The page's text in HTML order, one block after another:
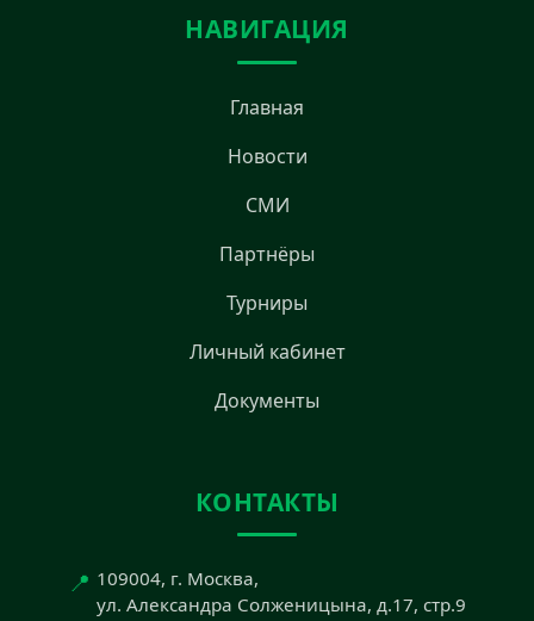
НАВИГАЦИЯ
Главная
Новости
СМИ
Партнёры
Турниры
Личный кабинет
Документы
КОНТАКТЫ
📍 109004, г. Москва,
ул. Александра Солженицына, д.17, стр.9